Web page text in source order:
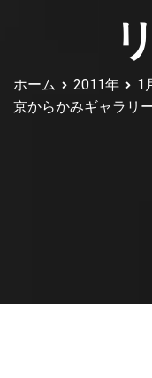
ホーム 2011年 1
京からかみギャラリ